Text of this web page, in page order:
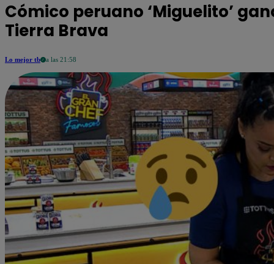
Cómico peruano ‘Miguelito’
Tierra Brava
Lo mejor tb a las 21:58